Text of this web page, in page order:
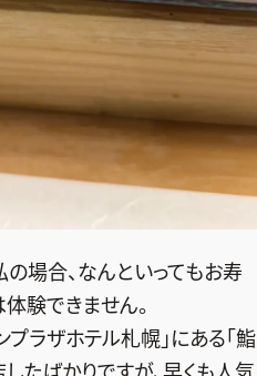
場合、なんといってもお寿
験できません。
ラザホテル札幌」にある「鮨